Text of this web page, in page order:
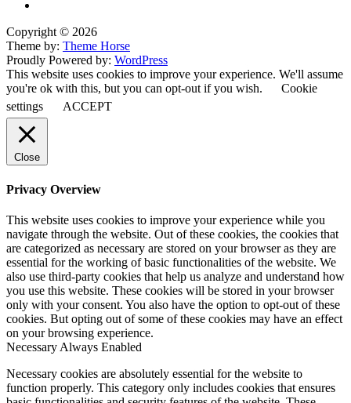
Copyright © 2026
Theme by: Theme Horse
Proudly Powered by: WordPress
This website uses cookies to improve your experience. We'll assume
you're ok with this, but you can opt-out if you wish.
Cookie
settings
ACCEPT
Close
Privacy Overview
This website uses cookies to improve your experience while you
navigate through the website. Out of these cookies, the cookies that
are categorized as necessary are stored on your browser as they are
essential for the working of basic functionalities of the website. We
also use third-party cookies that help us analyze and understand how
you use this website. These cookies will be stored in your browser
only with your consent. You also have the option to opt-out of these
cookies. But opting out of some of these cookies may have an effect
on your browsing experience.
Necessary Always Enabled
Necessary cookies are absolutely essential for the website to
function properly. This category only includes cookies that ensures